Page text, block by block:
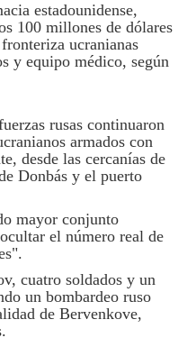
estadounidense,
100 millones de dólares
ucranianas
y equipo médico, según
rusas continuaron
armados con
desde las cercanías de
Donbás y el puerto
mayor conjunto
el número real de
cuatro soldados y un
un bombardeo ruso
de Bervenkove,